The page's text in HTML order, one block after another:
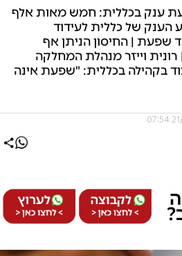
ענק בכללית: חמש מאות אלף
של כללית לעידוד
שפעת | החיסון הניתן אף
רונית וייזר מנהלת המחלקה
בקהילה בכללית: "שפעת אינה